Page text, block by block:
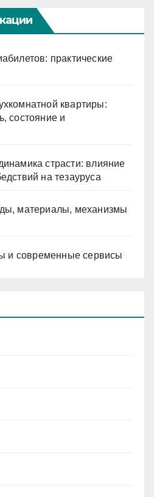
практические
квартиры:
состояние и
страсти: влияние
на тезауруса
материалы, механизмы
и современные сервисы